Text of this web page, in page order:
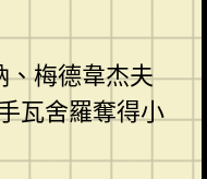
梅德韋杰夫
瓦舍羅奪得小